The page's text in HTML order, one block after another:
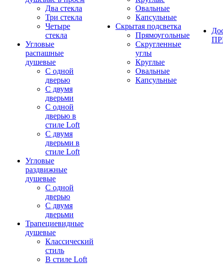
Два стекла
Три стекла
Четыре
стекла
Угловые
распашные
душевые
С одной
дверью
С двумя
дверьми
С одной
дверью в
стиле Loft
С двумя
дверьми в
стиле Loft
Угловые
раздвижные
душевые
С одной
дверью
С двумя
дверьми
Трапециевидные
душевые
Классический
стиль
В стиле Loft
Овальные
Капсульные
Скрытая подсветка
Прямоугольные
Скругленные
углы
Круглые
Овальные
Капсульные